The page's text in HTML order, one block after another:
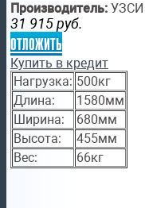
Производитель: УЗСИ
31 915 руб.
отложить
Купить в кредит
Нагрузка: 500кг
Длина:
1580мм
Ширина:
680мм
Высота:
455мм
Вес:
66кг